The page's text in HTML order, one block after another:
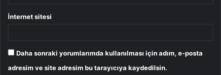
İnternet sitesi
Daha sonraki yorumlarımda kullanılması için adım, e-posta
adresim ve site adresim bu tarayıcıya kaydedilsin.